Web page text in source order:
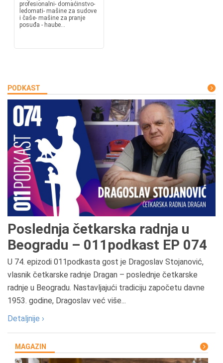
profesionalni- domaćinstvo-
ledomati- mašine za sudove
i čaše- mašine za pranje
posuđa - haube...
PODKAST
Poslednja četkarska radnja u
Beogradu – 011podkast EP 074
U 74. epizodi 011podkasta gost je Dragoslav Stojanović,
vlasnik četkarske radnje Dragan – poslednje četkarske
radnje u Beogradu. Nastavljajući tradiciju započetu davne
1953. godine, Dragoslav već više...
Detaljnije ›
MAGAZIN